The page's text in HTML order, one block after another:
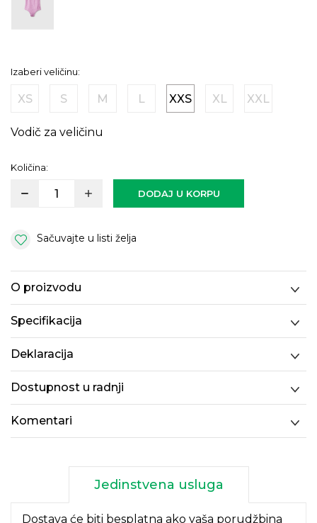
Izaberi veličinu:
XS S M L XXS XL XXL
Vodič za veličinu
Količina:
DODAJ U KORPU
Sačuvajte u listi želja
O proizvodu
Specifikacija
Deklaracija
Dostupnost u radnji
Komentari
Jedinstvena usluga
Dostava će biti besplatna ako vaša porudžbina